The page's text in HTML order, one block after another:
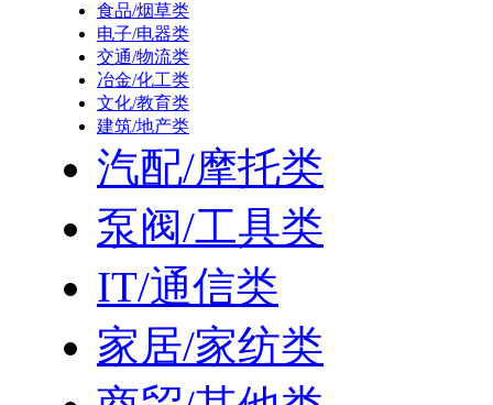
食品/烟草类
电子/电器类
交通/物流类
冶金/化工类
文化/教育类
建筑/地产类
汽配/摩托类
泵阀/工具类
IT/通信类
家居/家纺类